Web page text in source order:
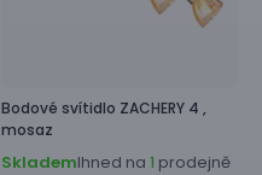
Bodové svítidlo ZACHERY 4 ,
mosaz
SklademIhned na 1 prodejně